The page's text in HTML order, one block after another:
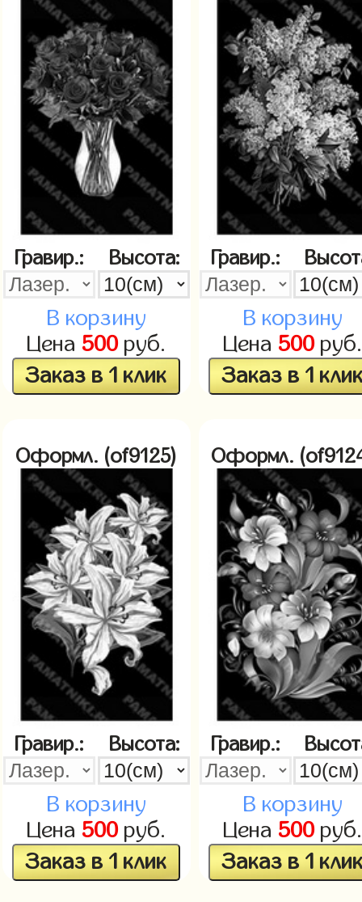
Гравир.: Высота:
В корзину
Цена 500руб.
Заказ в 1 клик
Гравир.:
В корзину
Цена 500руб.
Заказ в 1
Оформл. (of9125)
Гравир.: Высота:
В корзину
Цена 500руб.
Заказ в 1 клик
Оформл.
Гравир.:
В корзину
Цена 500руб.
Заказ в 1